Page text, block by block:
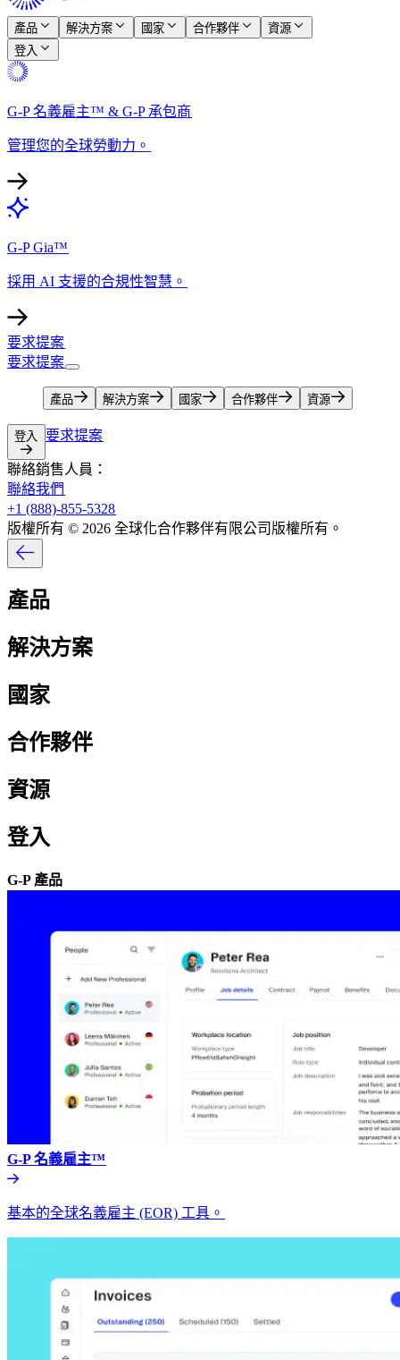
產品​​ 解決方案​​ 國家​​ 合作夥伴​​
資源​​
登入​​
G-P 名義雇主™ & G-P 承包商​​
管理您的全球勞動力。​​
G-P Gia™​​
採用 AI 支援的合規性智慧。​​
要求提案​​
要求提案​​
產品​​ 解決方案​​ 國家​​ 合作夥伴​​ 資源​​
登入​​ 要求提案​​
聯絡銷售人員：​​
聯絡我們​​
+1 (888)-855-5328​​
版權所有 © 2026 全球化合作夥伴有限公司版權所有。​​
產品​​
解決方案​​
國家​​
合作夥伴​​
資源​​
登入​​
G-P 產品​​
G-P 名義雇主™​​
基本的全球名義雇主 (EOR) 工具。​​